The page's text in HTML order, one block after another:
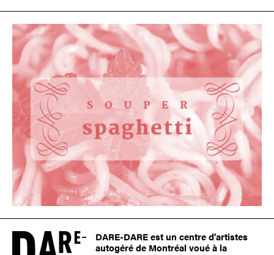
DARE-DARE est un centre d'artistes
autogéré de Montréal voué à la